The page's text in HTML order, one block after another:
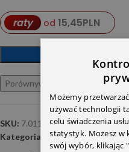
raty od 15,45PLN
Porównywarka Ulubione
SKU: 7.01132.11.0
Kategoria:
Kolektor ssący i
Możemy
używać technologii
celu świadczenia
statystyk. Możesz w
swój wybór, klikając